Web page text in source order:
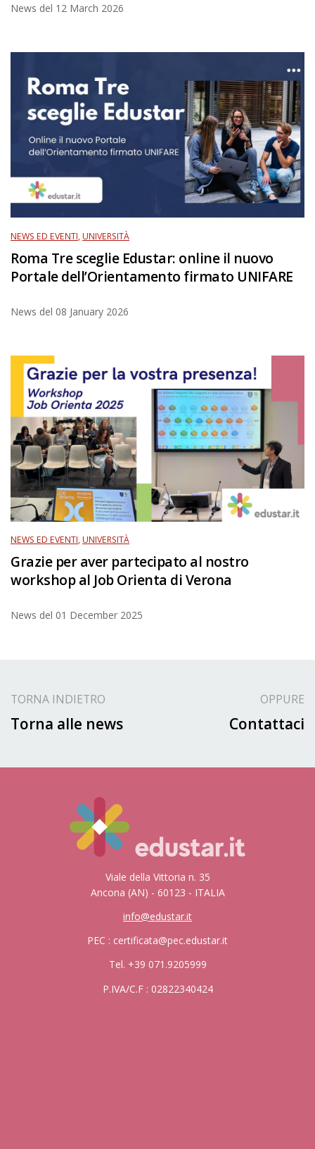
News del 12 March 2026
NEWS ED EVENTI,UNIVERSITÀ
Roma Tre sceglie Edustar: online il nuovo
Portale dell’Orientamento firmato UNIFARE
News del 08 January 2026
NEWS ED EVENTI,UNIVERSITÀ
Grazie per aver partecipato al nostro
workshop al Job Orienta di Verona
News del 01 December 2025
TORNA INDIETRO
Torna alle news
OPPURE
Contattaci
Viale della Vittoria n. 35
Ancona (AN) - 60123 - ITALIA
info@edustar.it
PEC : certificata@pec.edustar.it
Tel. +39 071.9205999
P.IVA/C.F : 02822340424